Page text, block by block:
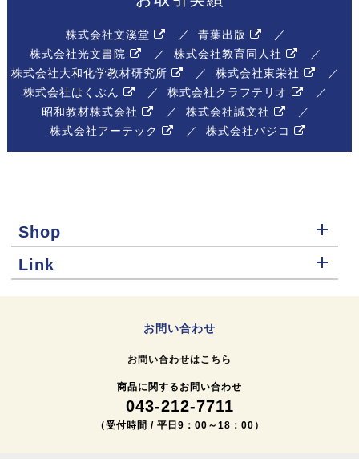
株式会社文溪堂
青葉出版
株式会社光文書院
株式会社教育同人社
株式会社大和化学教材研究所
株式会社東栄社
株式会社はくぶん
株式会社クラフテリオ
昭和教材株式会社
株式会社誠文社
株式会社アーテック
株式会社パジコ
Shop
Link
お問い合わせ
お問い合わせはこちら
商品に関するお問い合わせ
043-212-7711
（受付時間 / 平日9：00～18：00）